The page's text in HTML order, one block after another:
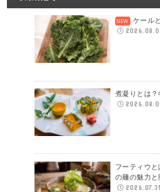
ケール
煮凝りとは
フーティウ
の麺の魅力と
2026.07.31